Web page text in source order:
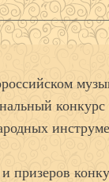
конкурс
призеров